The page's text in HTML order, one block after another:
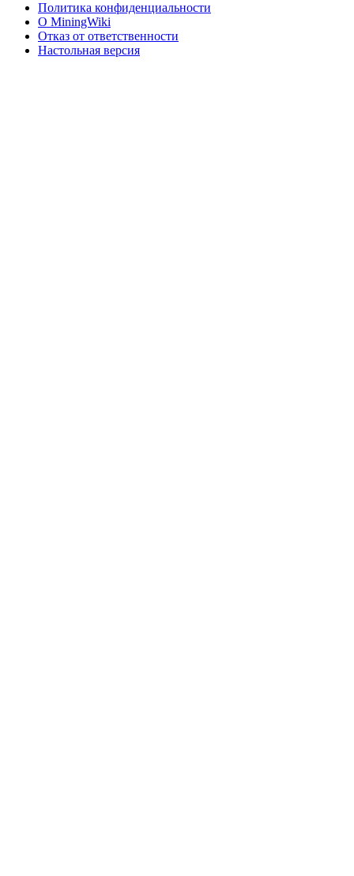
Политика конфиденциальности
О MiningWiki
Отказ от ответственности
Настольная версия